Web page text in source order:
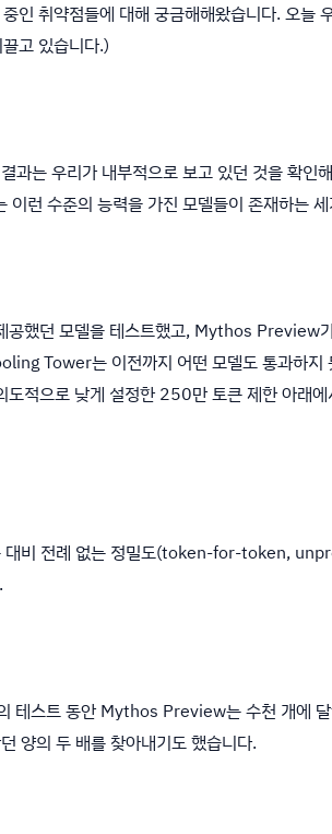
취약점들에 대해 궁금해해왔습니다. 오늘
고 있습니다.)
는 우리가 내부적으로 보고 있던 것을 확
런 수준의 능력을 가진 모델들이 존재하는
던 모델을 테스트했고, Mythos Preview
Tower는 이전까지 어떤 모델도 통과하지
적으로 낮게 설정한 250만 토큰 제한 아래
대비 전례 없는 정밀도(token-for-token,
테스트 동안 Mythos Preview는 수천 개에
양의 두 배를 찾아내기도 했습니다.